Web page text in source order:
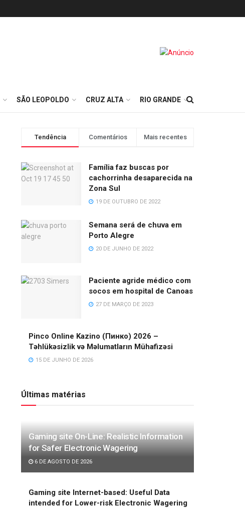
SÃO LEOPOLDO CRUZ ALTA RIO GRANDE
Tendência Comentários Mais recentes
Família faz buscas por
cachorrinha desaparecida na
Zona Sul
19 DE OUTUBRO DE 2022
Semana será de chuva em
Porto Alegre
20 DE JUNHO DE 2022
Paciente agride médico com
socos em hospital de Canoas
27 DE MARÇO DE 2023
Pinco Online Kazino (Пинко) 2026 –
Təhlükəsizlik və Məlumatların Mühafizəsi
15 DE JUNHO DE 2026
Últimas matérias
Gaming site On-Line: Realistic Information
for Safer Electronic Wagering
6 DE AGOSTO DE 2026
Gaming site Internet-based: Useful Data
intended for Lower-risk Electronic Wagering